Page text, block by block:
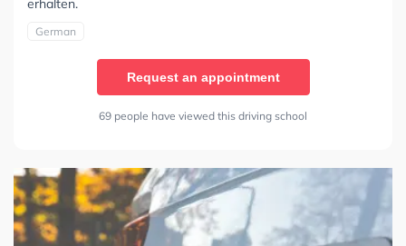
erhalten.
German
Request an appointment
69 people have viewed this driving school